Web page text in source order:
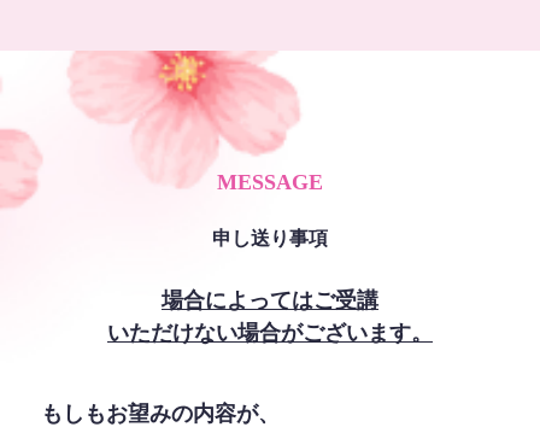
MESSAGE
申し送り事項
場合によってはご受講
いただけない場合がございます。
もしもお望みの内容が、